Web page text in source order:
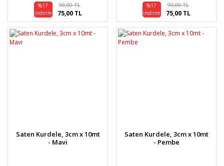
%17
indirim
90,00 TL
75,00 TL
%17
indirim
90,00 TL
75,00 TL
Saten Kurdele, 3cm x 10mt
- Mavi
Saten Kurdele, 3cm x 10mt
- Pembe